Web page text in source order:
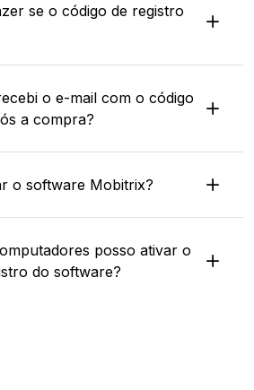
se o código de registro
o e-mail com o código
a compra?
o software Mobitrix?
posso ativar o
do software?